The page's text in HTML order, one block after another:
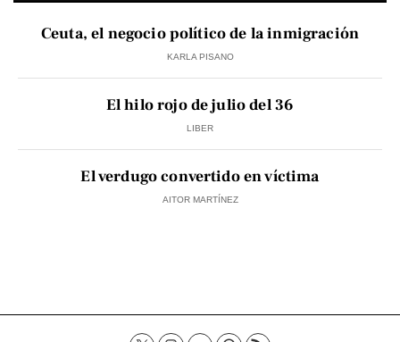
Ceuta, el negocio político de la inmigración
KARLA PISANO
El hilo rojo de julio del 36
LIBER
El verdugo convertido en víctima
AITOR MARTÍNEZ